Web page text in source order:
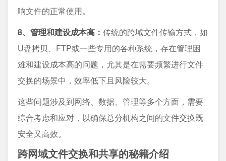
响文件的正常使用。
8、管理和建设成本高： 传统的跨域文件传输方式，如
U盘拷贝、FTP或一些专用的各种系统，存在管理困
难和建设成本高的问题，尤其是在需要频繁进行文件
交换的场景中，效率低下且风险较大。
这些问题涉及到网络、数据、管理等多个方面，需要
综合考虑和应对，以确保总分机构之间的文件交换既
安全又高效。
跨网域文件交换和共享的秘籍介绍